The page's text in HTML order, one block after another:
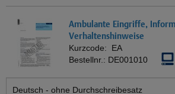
Ambulante Eingriffe,
Verhaltenshinweise
Kurzcode: EA
Bestellnr.: DE001010